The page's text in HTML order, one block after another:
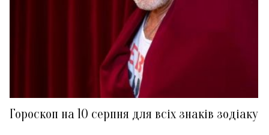
Гороскоп на 10 серпня для всіх знаків зодіаку